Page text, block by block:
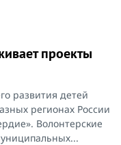
проекты
развития детей
регионах России
Волонтерские